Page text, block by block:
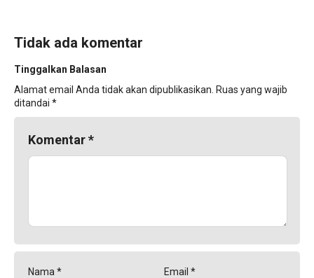
Tidak ada komentar
Tinggalkan Balasan
Alamat email Anda tidak akan dipublikasikan. Ruas yang wajib
ditandai *
Komentar*
Nama * Email *